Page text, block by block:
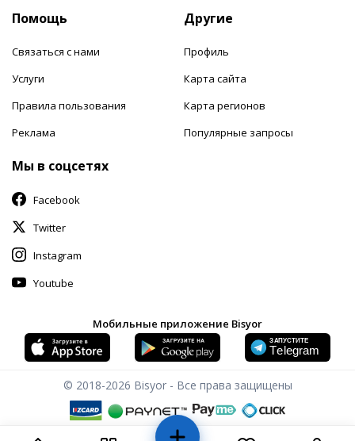
Помощь
Связаться с нами
Услуги
Правила пользования
Реклама
Другие
Профиль
Карта сайта
Карта регионов
Популярные запросы
Мы в соцсетях
Facebook
Twitter
Instagram
Youtube
Мобильные приложение Bisyor
© 2018-2026 Bisyor - Все права защищены